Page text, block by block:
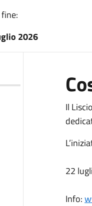
2026
Il
22
Info: